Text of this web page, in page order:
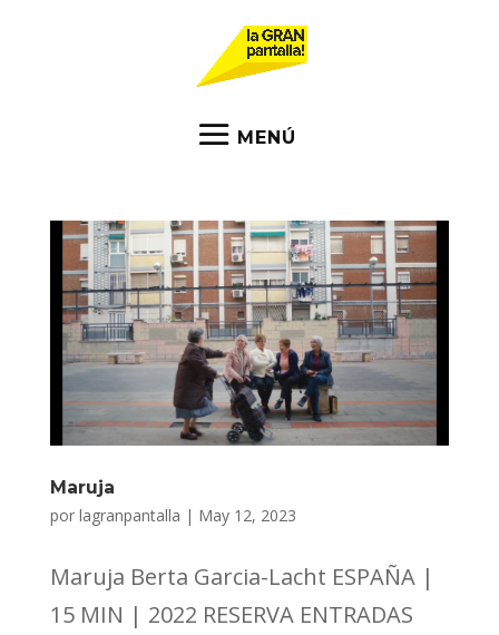
Maruja
por lagranpantalla | May 12, 2023
Maruja Berta Garcia-Lacht ESPAÑA |
15 MIN | 2022 RESERVA ENTRADAS